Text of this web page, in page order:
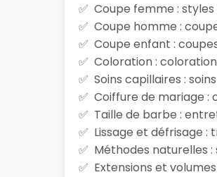
Coupe femme :
Coupe homme :
Coupe enfant :
Coloration :
Soins capillaires :
Coiffure de mariage :
Taille de barbe :
Lissage et défrisage
Méthodes naturelles
Extensions et